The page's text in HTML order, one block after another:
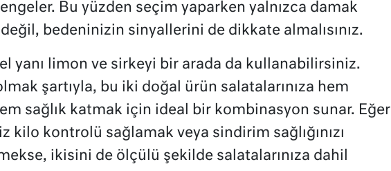
Bu yüzden seçim yaparken yalnızca damak
değil, bedeninizin sinyallerini de dikkate almalısınız.
yanı limon ve sirkeyi bir arada da kullanabilirsiniz.
şartıyla, bu iki doğal ürün salatalarınıza hem
sağlık katmak için ideal bir kombinasyon sunar. Eğer
kilo kontrolü sağlamak veya sindirim sağlığınızı
ikisini de ölçülü şekilde salatalarınıza dahil